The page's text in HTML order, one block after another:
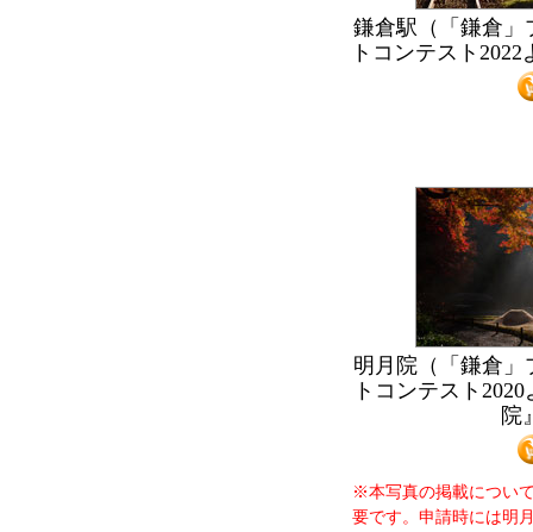
鎌倉駅（「鎌倉」
トコンテスト
明月院（「鎌倉
トコンテスト
院
※本写真の掲載につい
要です。申請時には明